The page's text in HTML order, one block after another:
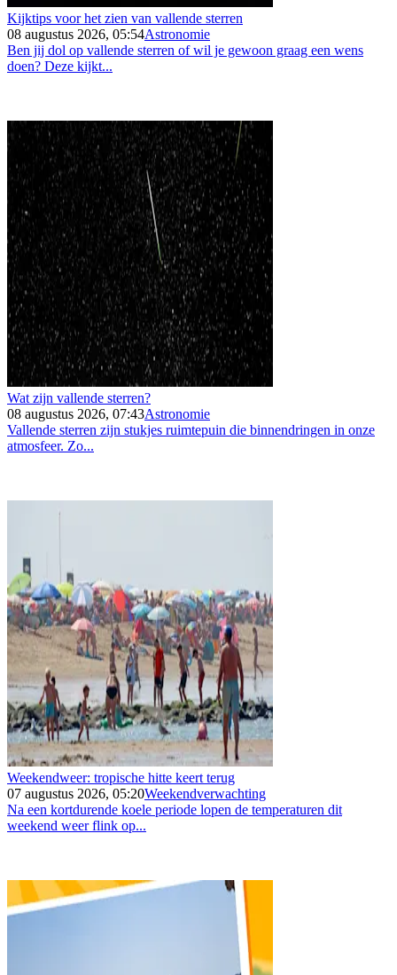
Kijktips voor het zien van vallende sterren
08 augustus 2026, 05:54Astronomie
Ben jij dol op vallende sterren of wil je gewoon graag een wens
doen? Deze kijkt...
Wat zijn vallende sterren?
08 augustus 2026, 07:43Astronomie
Vallende sterren zijn stukjes ruimtepuin die binnendringen in onze
atmosfeer. Zo...
Weekendweer: tropische hitte keert terug
07 augustus 2026, 05:20Weekendverwachting
Na een kortdurende koele periode lopen de temperaturen dit
weekend weer flink op...